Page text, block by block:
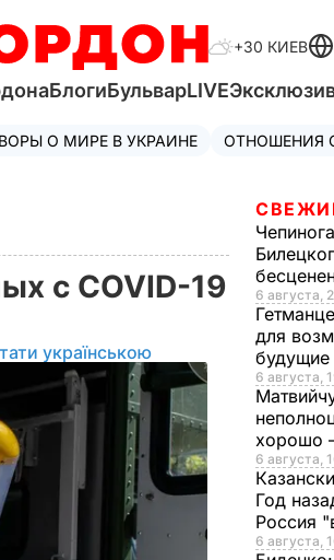
+30 КИЕВ
БлогиБульварLIVE
О МИРЕ В УКРАИНЕ ОТНОШЕНИЯ
с COVID-19
українською
6 августа,
для
будущие
6 августа,
хорошо
6 августа,
Год
Россия
6 августа,